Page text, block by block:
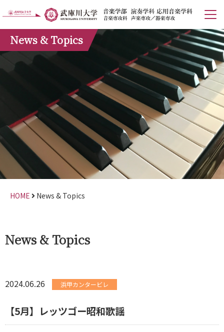
News & Topics
HOME News & Topics
News & Topics
2024.06.26 浜甲カンタービレ
【5月】レッツゴー昭和歌謡